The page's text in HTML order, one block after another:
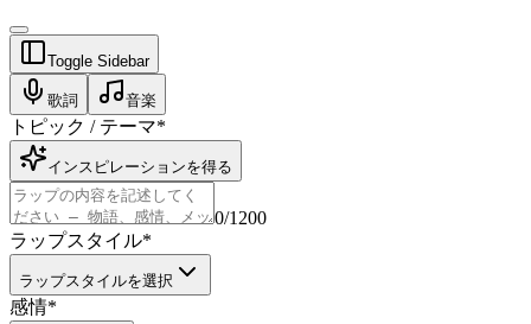
Toggle Sidebar
歌詞 音楽
トピック / テーマ*
インスピレーションを得る
0/1200
ラップスタイル*
ラップスタイルを選択
感情*